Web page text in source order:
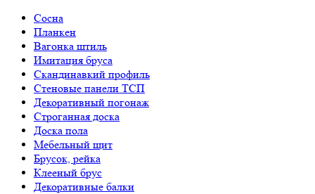
Сосна
Планкен
Вагонка штиль
Имитация бруса
Скандинавкий профиль
Стеновые панели ТСП
Декоративный погонаж
Строганная доска
Доска пола
Мебельный щит
Брусок, рейка
Клееный брус
Декоративные балки